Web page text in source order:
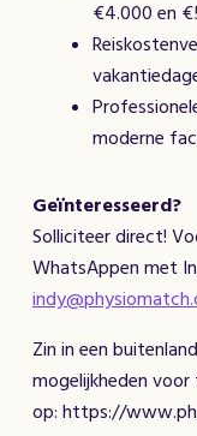
€4.000 en
moderne
Geïnteresseerd?
Solliciteer direct!
WhatsAppen met
Zin in een
mogelijkheden
op: https://